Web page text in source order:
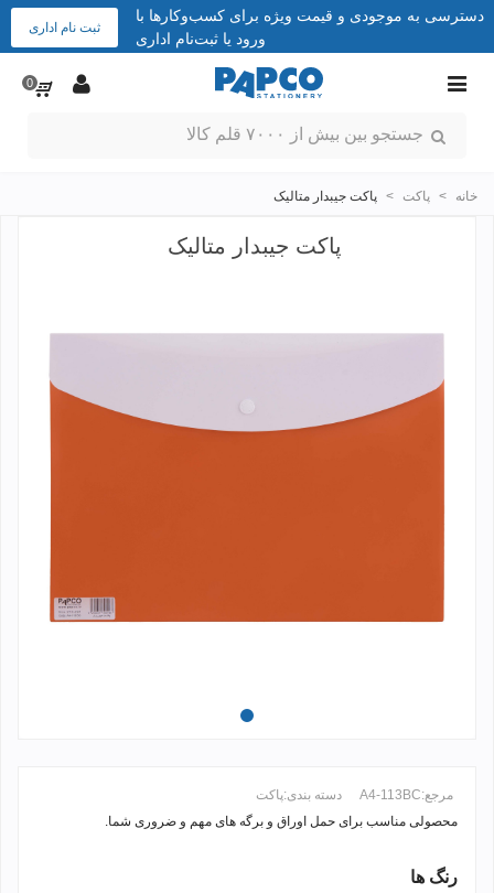
دسترسی به موجودی و قیمت ویژه برای کسب‌وکارها با
ورود یا ثبت‌نام اداری
ثبت نام اداری
0
خانه > پاکت > پاکت جیبدار متالیک
پاکت جیبدار متالیک
مرجع:A4-113BC دسته بندی:پاکت
محصولی مناسب برای حمل اوراق و برگه های مهم و ضروری شما.
ادامه مطلب +
رنگ ها